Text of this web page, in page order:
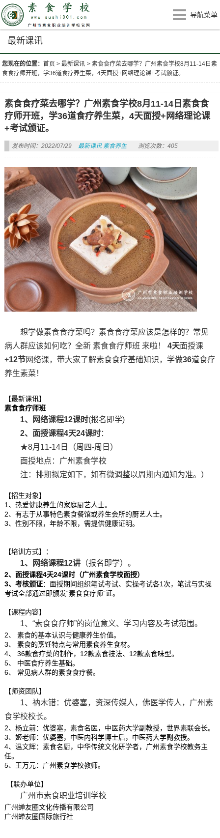
导航菜单
最新课讯
您现在的位置：首页 >最新课讯 >素食食疗菜去哪学？广州素食学校8月11-14日素
食食疗师开班，学36道食疗养生菜，4天面授+网络理论课+考试颁证。
素食食疗菜去哪学？广州素食学校8月11-14日素食食
疗师开班，学36道食疗养生菜，4天面授+网络理论课
+考试颁证。
发布时间：2022/07/29 最新课讯 素食养生 浏览次数：405
想学做素食食疗菜吗？素食食疗菜应该是怎样的？常见
病人群应该如何吃？全新 素食食疗师班 来啦！ 4天面授课
+12节网络课，带大家了解素食食疗基础知识，学做36道食疗
养生素菜！
【最新课讯】
素食食疗师班
1、网络课程12课时(报名即学)
2、面授课程4天24课时：
★8月11-14日（周四-周日）
面授地点：广州素食学校
注：排期拟定如下，如有微调整以周期内通知为准。）
【招生对象】
1、热爱健康养生的家庭厨艺人士。
2、有志于从事特色素食餐馆或养生会所的厨艺人士。
3、性别不限，年龄不限，需提供健康证明。
【培训方式】：
1、网络课程12讲（报名即学）。
2、面授课程4天24课时（广州素食学校面授）
3、考核颁证：面授期间组织笔试考试、实操考试各1次，笔试与实操
考试全部通过即颁发“素食食疗师”证。
【课程内容】
1、“素食食疗师”的岗位意义、学习内容及考试范围。
2、 素食的基本认识与健康养生价值。
3、 素食的烹饪特点与常用素食养生食材。
4、 36款食疗菜的制作，12款素食技法、12款素食味型。
5、 中医食疗养生基础。
6、 常见病人群的素食食疗餐。
【师资团队】
1、衲木错：优婆塞，资深传媒人，佛医学传人，广州素
食学校校长。
2、杨立前：优婆塞，素食名医，中医药大学副教授，世界素联会长。
3、姬老师：优婆塞，中医内科学博士后，中医药大学副教授。
4、温文辉：素食名厨，中华传统文化研学者，广州素食学校教务主
任。
5、王万元：广州素食学校教师。
【联办单位】
广州市素食职业培训学校
广州蝉友圈文化传播有限公司
广州蝉友圈国际旅行社